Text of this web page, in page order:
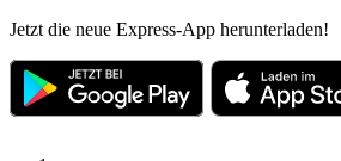
Jetzt die neue Express-App herunterladen!